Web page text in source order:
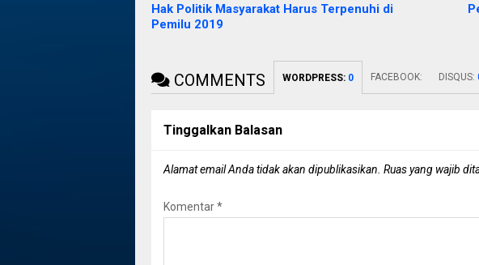
Hak Politik Masyarakat Harus Terpenuhi di
Pemilu 2019
COMMENTS WORDPRESS: 0 FACEBOOK: DISQUS:
Tinggalkan Balasan
Alamat email Anda tidak akan dipublikasikan. Ruas yang wajib
Komentar*